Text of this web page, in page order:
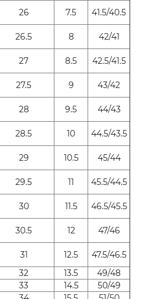
26 7.5
41.5/40.5
26.5 8
42/41
27 8.5
42.5/41.5
27.5 9
43/42
28 9.5
44/43
28.5 10
44.5/43.5
29 10.5
45/44
29.5 11
45.5/44.5
30 11.5
46.5/45.5
30.5 12
47/46
31 12.5
47.5/46.5
32 13.5
49/48
33 14.5
50/49